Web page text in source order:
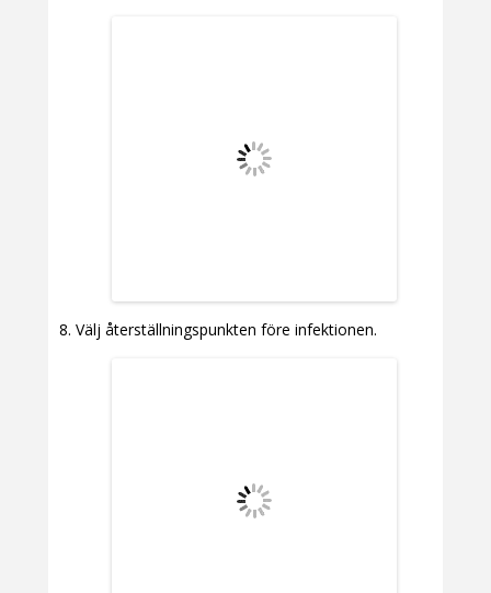
Välj återställningspunkten före infektionen.